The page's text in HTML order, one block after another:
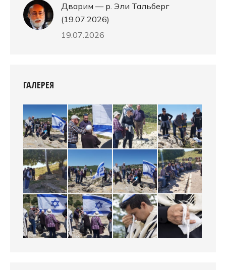
Дварим — р. Эли Тальберг
(19.07.2026)
19.07.2026
ГАЛЕРЕЯ